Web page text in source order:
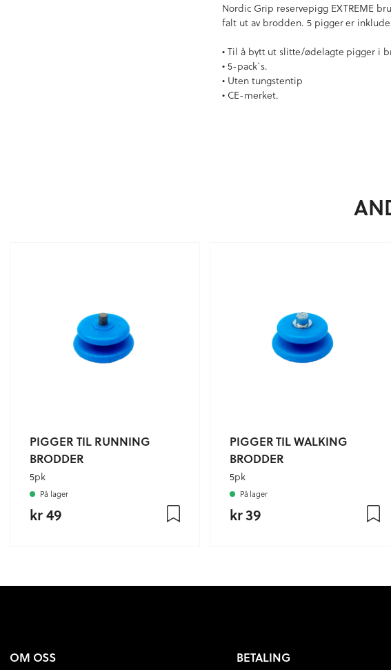
Nordic Grip reservepigg EXTREME
falt ut av brodden. 5 pigger er
• Til å bytt ut slitte/ødelagte pigger i
• 5-pack`s.
• Uten tungstentip
• CE-merket.
PIGGER TIL RUNNING
BRODDER
5pk
På lager
kr 49
PIGGER TIL WALKING
BRODDER
5pk
På lager
kr 39
OM OSS BETALING